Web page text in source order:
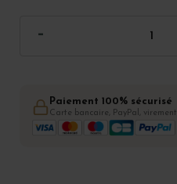
Paiement 100% sécurisé
Carte bancaire, PayPal, virement